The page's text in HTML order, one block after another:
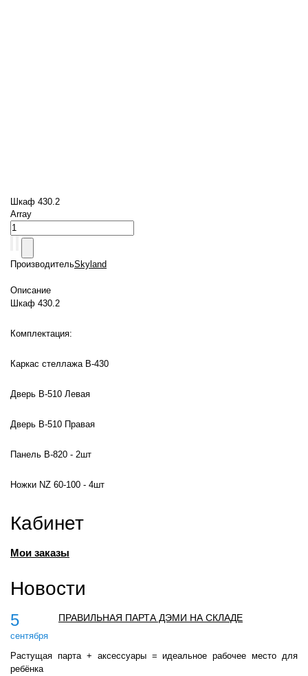
Шкаф 430.2
Array
ПроизводительSkyland
Описание
Шкаф 430.2
Комплектация:
Каркас стеллажа В-430
Дверь В-510 Левая
Дверь В-510 Правая
Панель В-820 - 2шт
Ножки NZ 60-100 - 4шт
Кабинет
Мои заказы
Новости
5
сентября
ПРАВИЛЬНАЯ ПАРТА ДЭМИ НА СКЛАДЕ
Растущая парта + аксессуары = идеальное рабочее место для
ребёнка